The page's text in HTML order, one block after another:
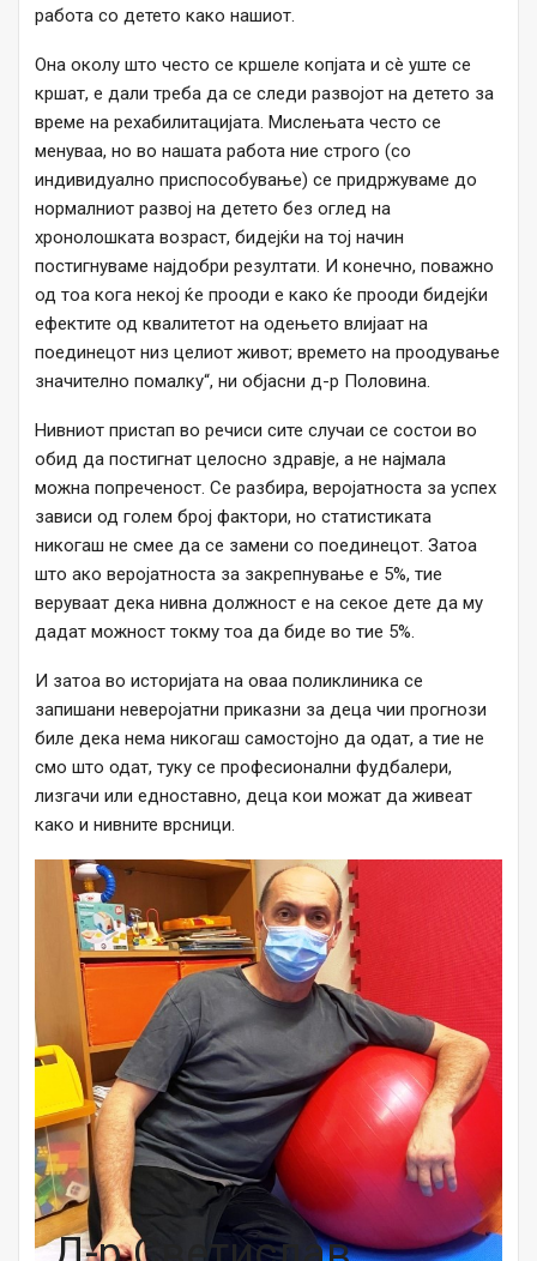
работа со детето како нашиот.
Она околу што често се кршеле копјата и сè уште се
кршат, е дали треба да се следи развојот на детето за
време на рехабилитацијата. Мислењата често се
менуваа, но во нашата работа ние строго (со
индивидуално приспособување) се придржуваме до
нормалниот развој на детето без оглед на
хронолошката возраст, бидејќи на тој начин
постигнуваме најдобри резултати. И конечно, поважно
од тоа кога некој ќе прооди е како ќе прооди бидејќи
ефектите од квалитетот на одењето влијаат на
поединецот низ целиот живот; времето на проодување
значително помалку“, ни објасни д-р Половина.
Нивниот пристап во речиси сите случаи се состои во
обид да постигнат целосно здравје, а не најмала
можна попреченост. Се разбира, веројатноста за успех
зависи од голем број фактори, но статистиката
никогаш не смее да се замени со поединецот. Затоа
што ако веројатноста за закрепнување е 5%, тие
веруваат дека нивна должност е на секое дете да му
дадат можност токму тоа да биде во тие 5%.
И затоа во историјата на оваа поликлиника се
запишани неверојатни приказни за деца чии прогнози
биле дека нема никогаш самостојно да одат, а тие не
смо што одат, туку се професионални фудбалери,
лизгачи или едноставно, деца кои можат да живеат
како и нивните врсници.